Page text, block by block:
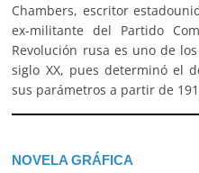
Chambers, escritor
ex-militante del Partido
Revolución rusa es uno de
siglo XX, pues determinó el
sus parámetros a partir de
NOVELA GRÁFICA